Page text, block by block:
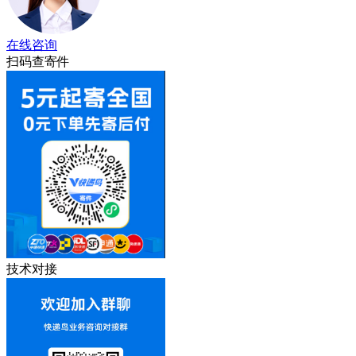
在线咨询
扫码查寄件
技术对接